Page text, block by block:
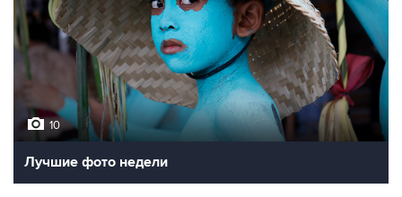
10
Лучшие фото недели